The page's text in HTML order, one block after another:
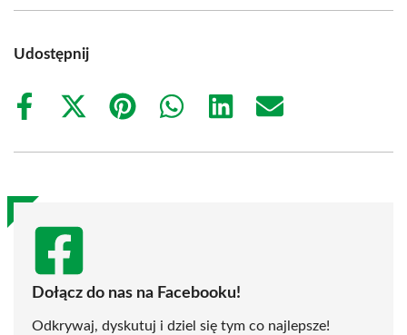
Udostępnij
Share
Share
(Twitter)
Share
Share
Share
Share
Dołącz do nas na Facebooku!
Odkrywaj, dyskutuj i dziel się tym co najlepsze!